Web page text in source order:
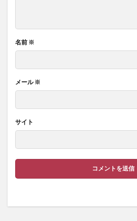
名前 ※
メール※
サイト